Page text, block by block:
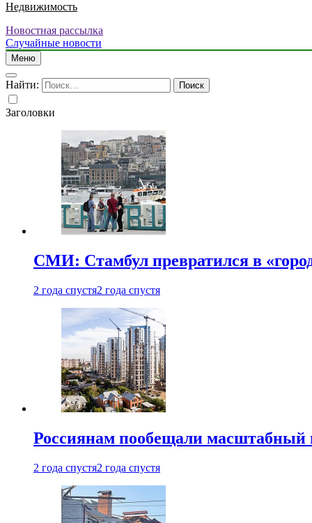
Недвижимость
Новостная рассылка
Случайные новости
Меню
Найти:
Заголовки
СМИ: Стамбул превратился в
2 года спустя2 года спустя
Россиянам пообещали масштабный
2 года спустя2 года спустя